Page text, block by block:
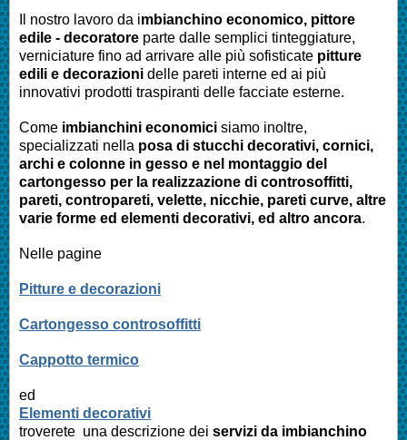
Il nostro lavoro da imbianchino economico, pittore
edile - decoratore parte dalle semplici tinteggiature,
verniciature fino ad arrivare alle più sofisticate pitture
edili e decorazioni delle pareti interne ed ai più
innovativi prodotti traspiranti delle facciate esterne.
Come imbianchini economici siamo inoltre,
specializzati nella posa di stucchi decorativi, cornici,
archi e colonne in gesso e nel montaggio del
cartongesso per la realizzazione di controsoffitti,
pareti, contropareti, velette, nicchie, pareti curve, altre
varie forme ed elementi decorativi, ed altro ancora.
Nelle pagine
Pitture e decorazioni
Cartongesso controsoffitti
Cappotto termico
ed
Elementi decorativi
troverete una descrizione dei servizi da imbianchino